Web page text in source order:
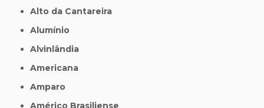
Alto da Cantareira
Alumínio
Alvinlândia
Americana
Amparo
Américo Brasiliense